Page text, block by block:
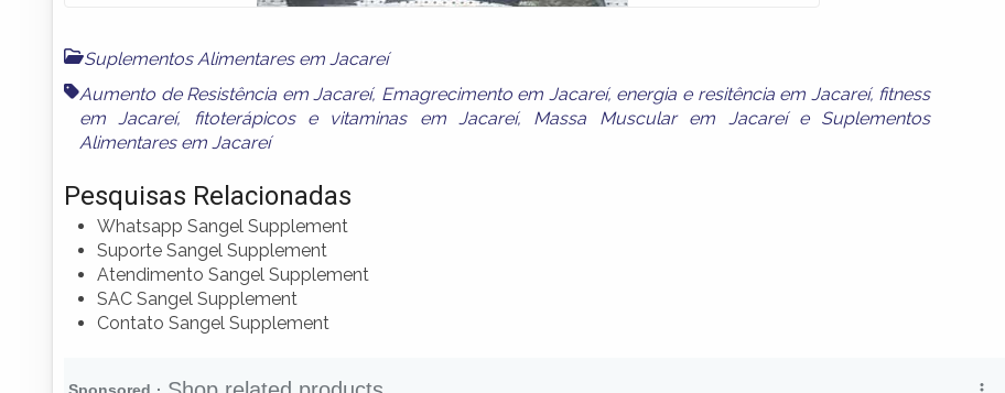
Suplementos Alimentares em Jacareí
Aumento de Resistência em Jacareí, Emagrecimento em Jacareí, energia e resitência em Jacareí, fitness
em Jacareí, fitoterápicos e vitaminas em Jacareí, Massa Muscular em Jacareíe Suplementos
Alimentares em Jacareí
Pesquisas Relacionadas
Whatsapp Sangel Supplement
Suporte Sangel Supplement
Atendimento Sangel Supplement
SAC Sangel Supplement
Contato Sangel Supplement